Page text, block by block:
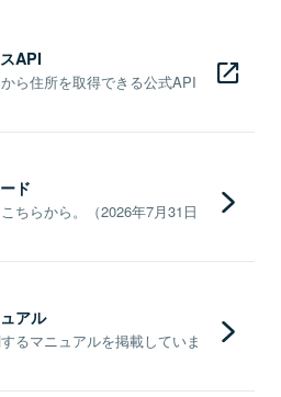
API
ら住所を取得できる公式API
ド
ちらから。（2026年7月31日
アル
るマニュアルを掲載していま